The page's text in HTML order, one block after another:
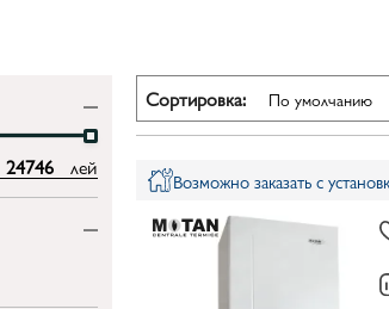
лей
Сортировка: По умолчанию
Возможно заказать с